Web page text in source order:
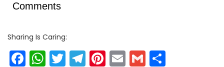
Comments
Sharing Is Caring:
Facebook
WhatsApp
Twitter
Telegram
Pinterest
EmailGmail